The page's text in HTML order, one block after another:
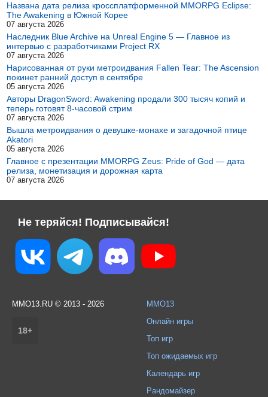
Названа дата релиза кроссплатформенной MMORPG Eclipse:
The Awakening в Южной Корее
07 августа 2026
Наследник Blue Archive на Unreal Engine 5 — Главное из
интервью с разработчиками Project RX
07 августа 2026
Нарисованная от руки метроидвания Fallen Tear: The Ascension
покинет ранний доступ в сентябре
05 августа 2026
Авторы DragonSword: Awakening продали 300 тысяч копий и
теперь готовят 8-часовой стрим
07 августа 2026
Вышла метроидвания о девушке-монахе и загадочной птице
Akatori
05 августа 2026
Главное с презентации MMORPG Zeus: Pride of God — дата
релиза, монетизация и дорожная карта
07 августа 2026
Не теряйся! Подписывайся!
MMO13.RU © 2013 - 2026
18+
MMO13
Онлайн игры
Топ игр
Топ ожидаемых игр
Календарь игр
Рандомайзер